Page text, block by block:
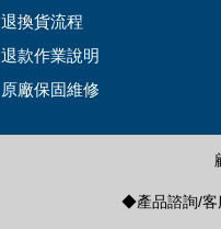
退換貨流程
退款作業說明
原廠保固維修
◆產品諮詢/客